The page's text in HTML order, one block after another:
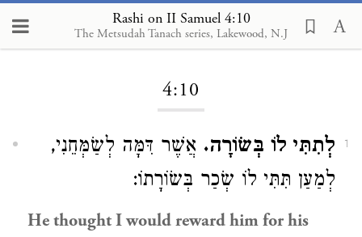
Rashi on II Samuel 4:10
The Metsudah Tanach series, Lakewood, N.J
Loading...
4:10
1 לְתִתִּי לוֹ בְּשׂוֹרָה. אֲשֶׁר דִּמָּה לְשַׂמְּחֵנִי,
לְמַעַן תִּתִּי לוֹ שְׂכַר בְּשׂוֹרָתוֹ:
He thought I would reward him for his